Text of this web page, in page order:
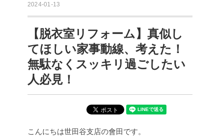
2024-01-13
【脱衣室リフォーム】真似し
てほしい家事動線、考えた！
無駄なくスッキリ過ごしたい
人必見！
こんにちは世田谷支店の會田です。